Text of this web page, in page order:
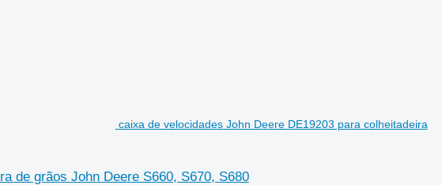
caixa de velocidades John Deere DE19203 para colheitadeira
de grãos John Deere S660, S670, S680